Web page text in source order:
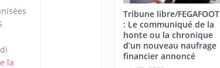
la
Tribune libre/FEGAFOOT
: Le communiqué de la
honte ou la chronique
d’un nouveau naufrage
financier annoncé